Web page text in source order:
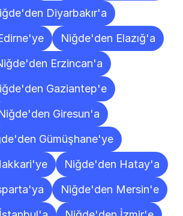
Diyarbakır'a
Niğde'den Elazığ'a
Erzincan'a
Gaziantep'e
Giresun'a
Gümüşhane'ye
Niğde'den Hatay'a
Niğde'den Mersin'e